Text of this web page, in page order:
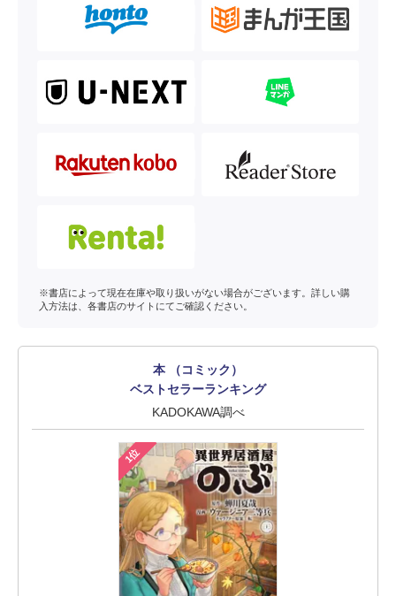
※書店によって現在在庫や取り扱いがない場合がございます。詳しい購
入方法は、各書店のサイトにてご確認ください。
本 （コミック）
ベストセラーランキング
KADOKAWA調べ
1位